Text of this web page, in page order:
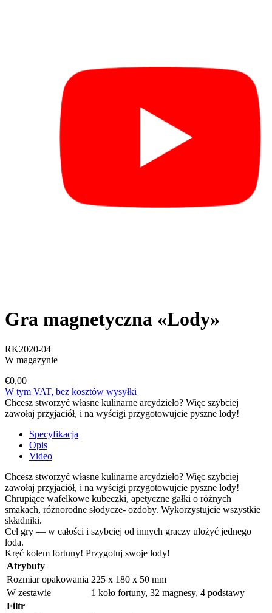
Gra magnetyczna «Lody»
RK2020-04
W magazynie
€0,00
W tym VAT, bez kosztów wysyłki
Chcesz stworzyć własne kulinarne arcydzieło? Więc szybciej
zawołaj przyjaciół, i na wyścigi przygotowujcie pyszne lody!
Specyfikacja
Opis
Video
Chcesz stworzyć własne kulinarne arcydzieło? Więc szybciej
zawołaj przyjaciół, i na wyścigi przygotowujcie pyszne lody!
Chrupiące wafelkowe kubeczki, apetyczne gałki o różnych
smakach, różnorodne słodycze- ozdoby. Wykorzystujcie wszystkie
składniki.
Cel gry — w całości i szybciej od innych graczy ulożyć jednego
loda.
Kręć kołem fortuny! Przygotuj swoje lody!
Atrybuty
Rozmiar opakowania 225 x 180 x 50 mm
W zestawie
1 koło fortuny, 32 magnesy, 4 podstawy
Filtr